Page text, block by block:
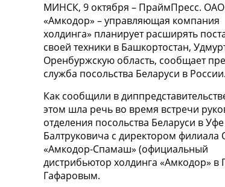
МИНСК, 9 октября – ПраймПресс. ОАО
«Амкодор» – управляющая компания
холдинга» планирует расширять
своей техники в Башкортостан,
Оренбуржскую область, сообщает
служба посольства Беларуси в России.
Как сообщили в
этом шла речь во время встречи
отделения посольства Беларуси в
Балтруковича с директором
«Амкодор-Спамаш» (официальный
дистрибьютор холдинга «Амкодор»
Гафаровым.